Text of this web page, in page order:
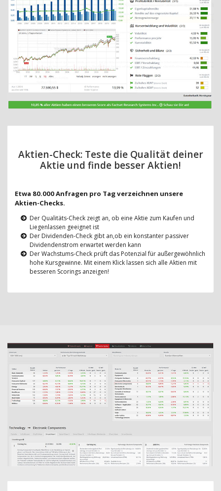
Aktien-Check: Teste die Qualität deiner
Aktie und finde besser Aktien!
Etwa 80.000 Anfragen pro Tag verzeichnen unsere
Aktien-Checks.
Der Qualitäts-Check zeigt an, ob eine Aktie zum Kaufen und
Liegenlassen geeignet ist
Der Dividenden-Check gibt an,ob ein konstanter passiver
Dividendenstrom erwartet werden kann
Der Wachstums-Check prüft das Potenzial für außergewöhnlich
hohe Kursgewinne. Mit einem Klick lassen sich alle Aktien mit
besseren Scorings anzeigen!